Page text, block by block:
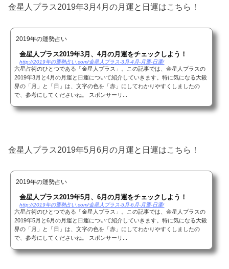
金星人プラス2019年3月4月の月運と日運はこちら！
2019年の運勢占い
金星人プラス2019年3月、4月の月運をチェックしよう！
http://2019年の運勢占い.com/金星人プラス-3月-4月-月運-日運/
六星占術のひとつである「金星人プラス」。この記事では、金星人プラスの
2019年3月と4月の月運と日運について紹介していきます。特に気になる大殺
界の「月」と「日」は、文字の色を「赤」にしてわかりやすくしましたの
で、参考にしてくださいね。 スポンサーリ...
金星人プラス2019年5月6月の月運と日運はこちら！
2019年の運勢占い
金星人プラス2019年5月、6月の月運をチェックしよう！
http://2019年の運勢占い.com/金星人プラス-5月-6月-月運-日運/
六星占術のひとつである「金星人プラス」。この記事では、金星人プラスの
2019年5月と6月の月運と日運について紹介していきます。特に気になる大殺
界の「月」と「日」は、文字の色を「赤」にしてわかりやすくしましたの
で、参考にしてくださいね。 スポンサーリ...